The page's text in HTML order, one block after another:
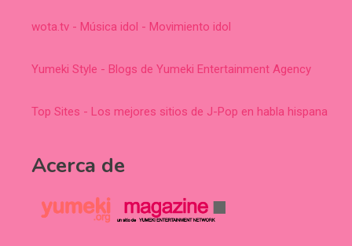
wota.tv - Música idol - Movimiento idol
Yumeki Style - Blogs de Yumeki Entertainment Agency
Top Sites - Los mejores sitios de J-Pop en habla hispana
Acerca de